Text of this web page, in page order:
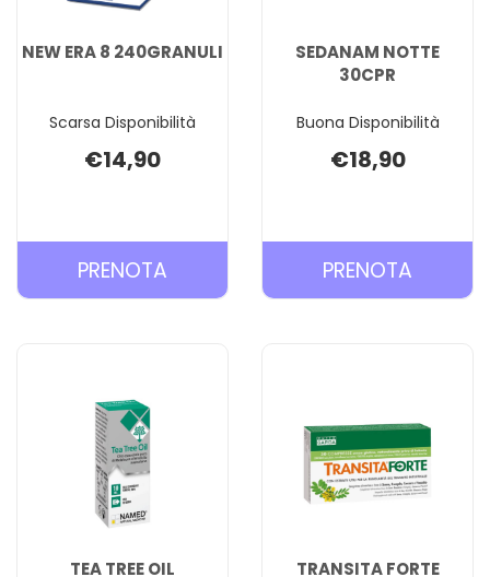
NEW ERA 8 240GRANULI
Scarsa Disponibilità
€14,90
PRENOTA
ERA
SEDANAM NOTTE
30CPR
Buona Disponibilità
€18,90
PRENOTA
NOTTE
TEA TREE OIL
TRANSITA FORTE